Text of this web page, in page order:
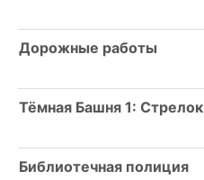
Дорожные работы
Тёмная Башня 1: Стрелок
Библиотечная полиция